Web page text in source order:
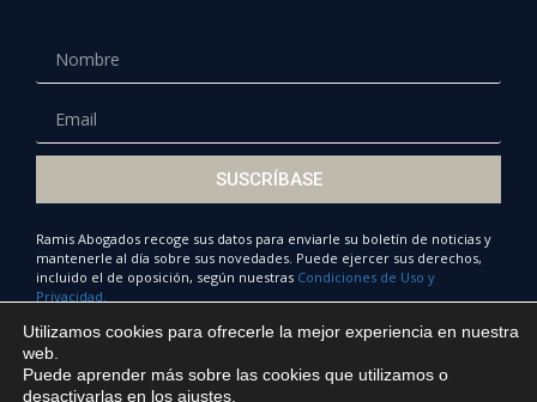
SUSCRÍBASE
Ramis Abogados recoge sus datos para enviarle su boletín de noticias y
mantenerle al día sobre sus novedades. Puede ejercer sus derechos,
incluido el de oposición, según nuestras Condiciones de Uso y
Privacidad.
© Ramis Abogados 2022
Utilizamos cookies para ofrecerle la mejor experiencia en nuestra
web.
Puede aprender más sobre las cookies que utilizamos o
desactivarlas en los ajustes